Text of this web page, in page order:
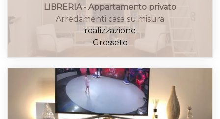
LIBRERIA - Appartamento privato
Arredamenti casa su misura
realizzazione
Grosseto